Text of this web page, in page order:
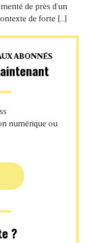
de près d’un
de forte […]
ABONNÉS
numérique ou
?